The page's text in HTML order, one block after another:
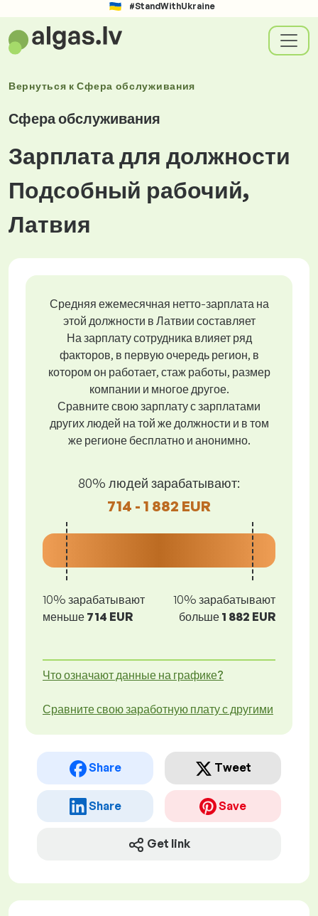
#StandWithUkraine
Вернуться кСфера обслуживания
Сфера обслуживания
Зарплата для должности
Подсобный рабочий,
Латвия
Средняя ежемесячная нетто-зарплата на
этой должности в Латвии составляет
На зарплату сотрудника влияет ряд
факторов, в первую очередь регион, в
котором он работает, стаж работы, размер
компании и многое другое.
Сравните свою зарплату с зарплатами
других людей на той же должности и в том
же регионе бесплатно и анонимно.
80% людей зарабатывают:
714 - 1 882 EUR
10% зарабатывают
меньше 714 EUR
10% зарабатывают
больше 1 882 EUR
Что означают данные на графике?
Сравните свою заработную плату с другими
Share Tweet
Share Save
Get link